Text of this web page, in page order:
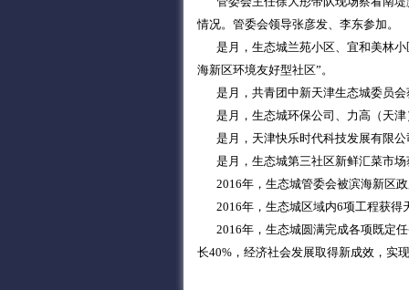
情况。管委会领导张彦发、李东参加。
是月，生态城兰苑小区、宜和美林小
海新区环境友好型社区”。
是月，共青团中新天津生态城委员会
是月，生态城环保公司、力高（天津
是月，天津快乐时代科技发展有限公
是月，生态城第三社区新鲜汇菜市场
2016年，生态城管委会被滨海新区政
2016年，生态城区域内6项工程获得
2016年，生态城圆满完成各项既定任
长40%，经济社会发展取得新成效，实